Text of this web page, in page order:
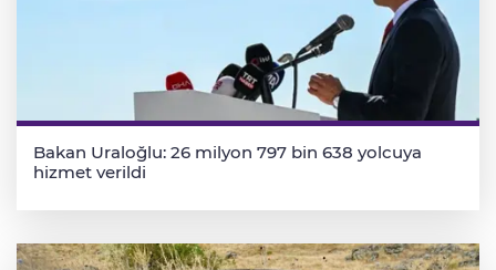
Bakan Uraloğlu: 26 milyon 797 bin 638 yolcuya
hizmet verildi